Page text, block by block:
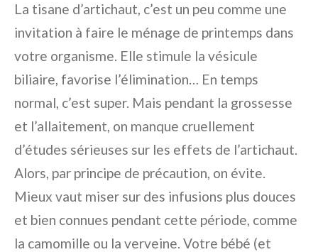
La tisane d’artichaut, c’est un peu comme une
invitation à faire le ménage de printemps dans
votre organisme. Elle stimule la vésicule
biliaire, favorise l’élimination… En temps
normal, c’est super. Mais pendant la grossesse
et l’allaitement, on manque cruellement
d’études sérieuses sur les effets de l’artichaut.
Alors, par principe de précaution, on évite.
Mieux vaut miser sur des infusions plus douces
et bien connues pendant cette période, comme
la camomille ou la verveine. Votre bébé (et